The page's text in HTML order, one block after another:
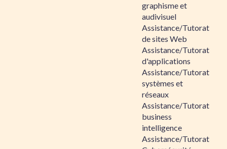
graphisme et
audivisuel
Assistance/Tutorat
de sites Web
Assistance/Tutorat
d'applications
Assistance/Tutorat
systèmes et
réseaux
Assistance/Tutorat
business
intelligence
Assistance/Tutorat